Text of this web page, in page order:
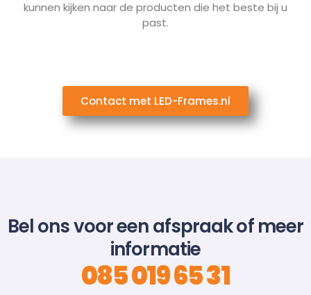
kunnen kijken naar de producten die het beste bij u
past.
Contact met LED-Frames.nl
Bel ons voor een afspraak of meer
informatie
085 019 65 31